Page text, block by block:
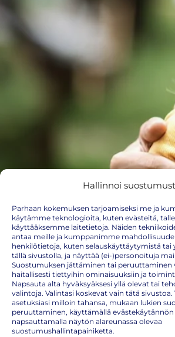
Hallinnoi
Parhaan kokemuksen tarjoamiseksi me ja
käytämme teknologioita, kuten evästeitä,
käyttääksemme laitetietoja. Näiden
antaa meille ja kumppanimme
henkilötietoja, kuten selauskäyttäytymistä tai
tällä sivustolla, ja näyttää (ei-)personoituja
Suostumuksen jättäminen tai peruuttaminen
haitallisesti tiettyihin ominaisuuksiin ja
Napsauta alta hyväksyäksesi yllä olevat tai
valintoja. Valintasi koskevat vain tätä
asetuksiasi milloin tahansa, mukaan lukien
peruuttaminen, käyttämällä
napsauttamalla näytön alareunassa olevaa
suostumushallintapainiketta.
Suojaa itsesi ja läheisesi RSV-
valitse tehokas rokotus